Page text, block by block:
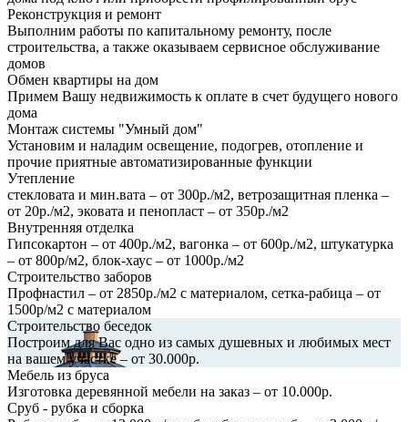
Реконструкция и ремонт
Выполним работы по капитальному ремонту, после
строительства, а также оказываем сервисное обслуживание
домов
Обмен квартиры на дом
Примем Вашу недвижимость к оплате в счет будущего нового
дома
Монтаж системы "Умный дом"
Установим и наладим освещение, подогрев, отопление и
прочие приятные автоматизированные функции
Утепление
стекловата и мин.вата – от 300р./м2, ветрозащитная пленка –
от 20р./м2, эковата и пенопласт – от 350р./м2
Внутренняя отделка
Гипсокартон – от 400р./м2, вагонка – от 600р./м2, штукатурка
– от 800р/м2, блок-хаус – от 1000р./м2
Строительство заборов
Профнастил – от 2850р./м2 с материалом, сетка-рабица – от
1500р/м2 с материалом
Строительство беседок
Построим для Вас одно из самых душевных и любимых мест
на вашем участке – от 30.000р.
Мебель из бруса
Изготовка деревянной мебели на заказ – от 10.000р.
Сруб - рубка и сборка